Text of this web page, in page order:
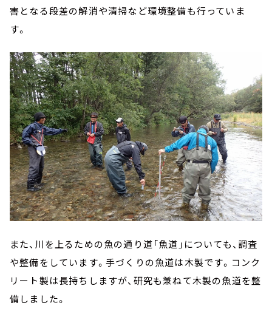
害となる段差の解消や清掃など環境整備も行っていま
す。
また、川を上るための魚の通り道「魚道」についても、調査
や整備をしています。手づくりの魚道は木製です。コンク
リート製は長持ちしますが、研究も兼ねて木製の魚道を整
備しました。